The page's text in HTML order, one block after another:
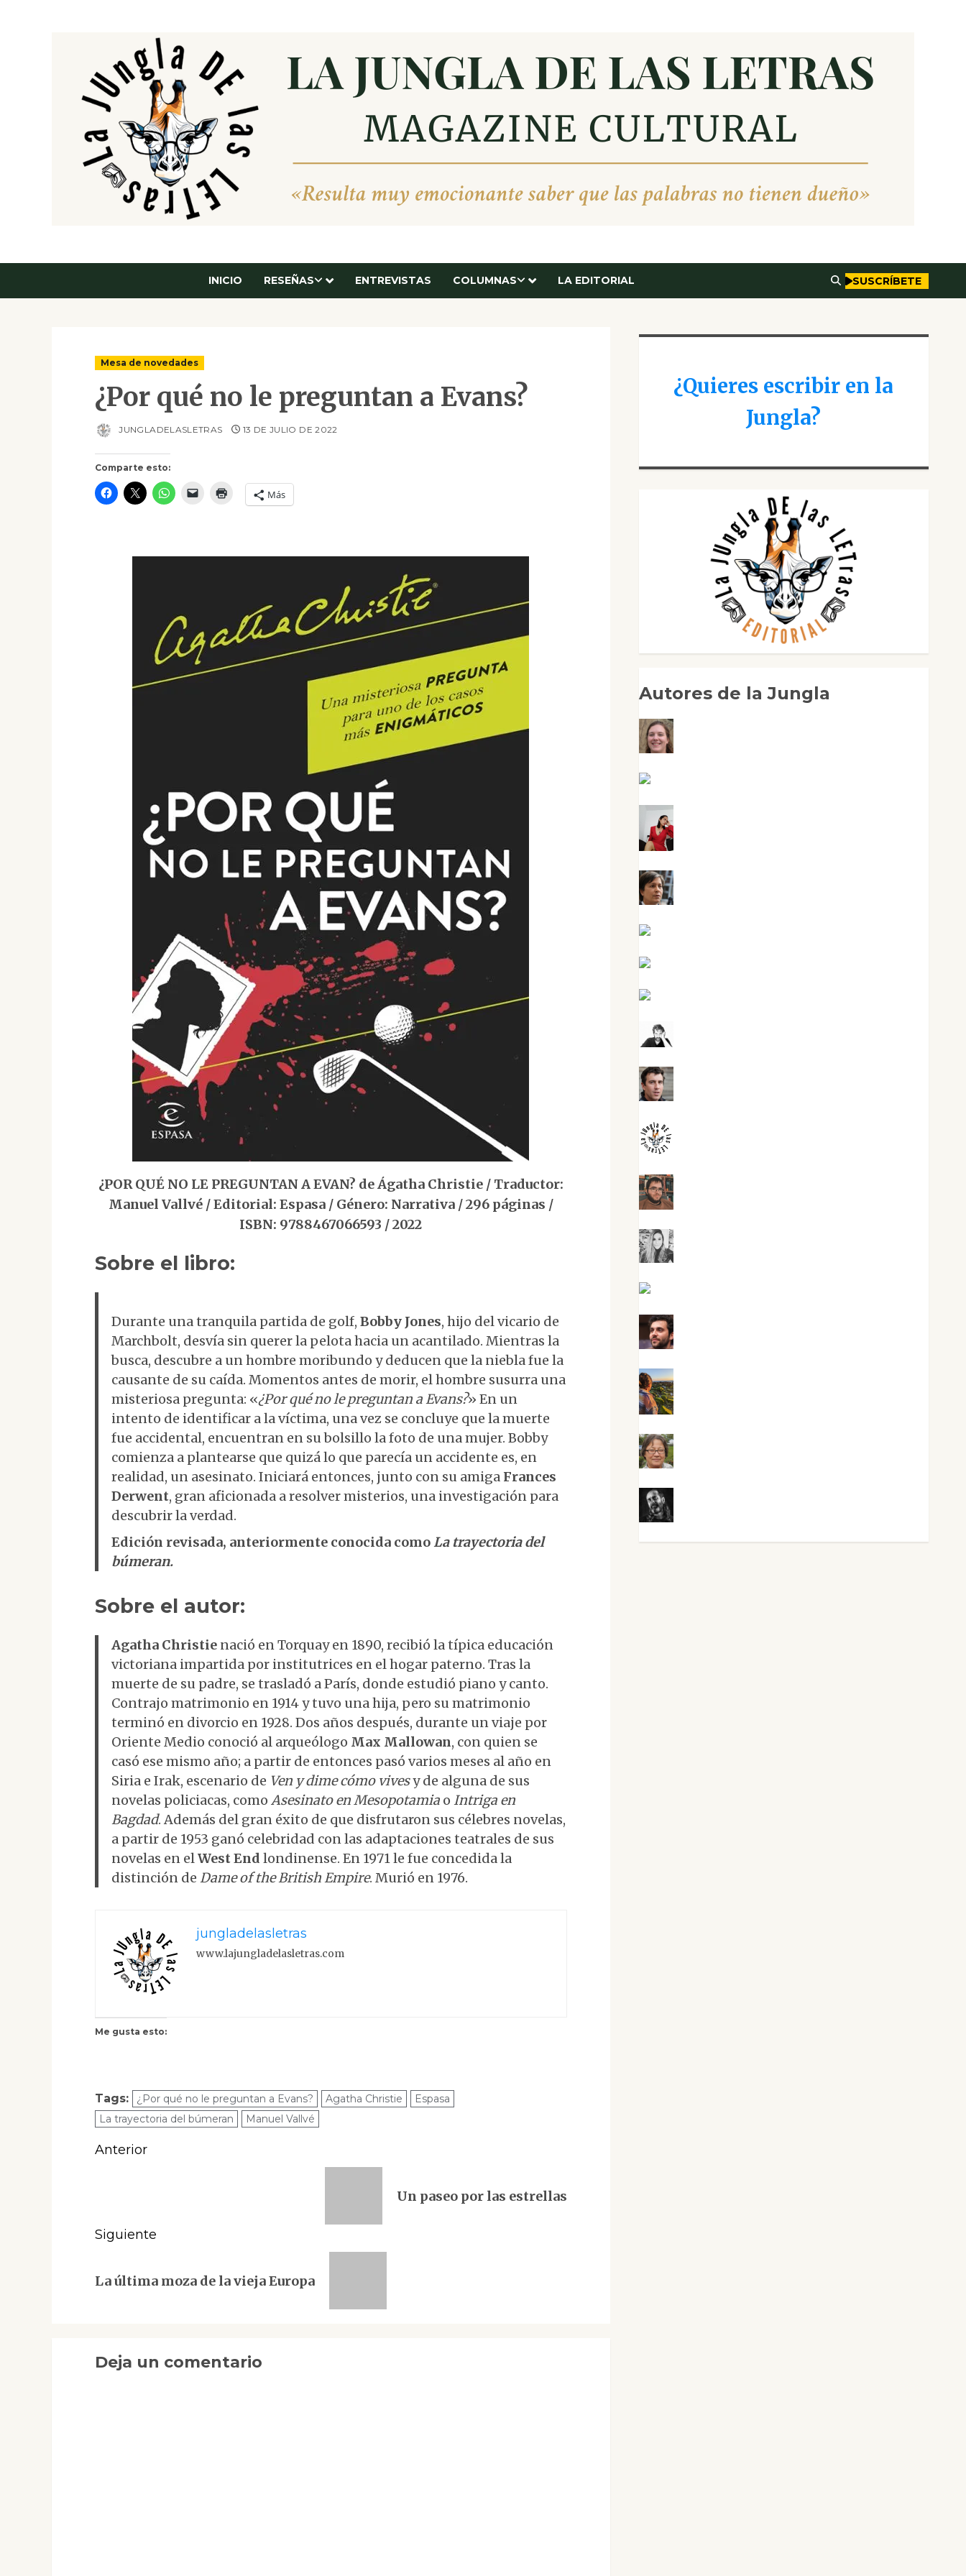
INICIO RESEÑAS ENTREVISTAS COLUMNAS LA EDITORIAL SUSCRÍBETE
Mesa de novedades
¿Por qué no le preguntan a Evans?
Comparte esto:
Más
JUNGLADELASLETRAS 13 DE JULIO DE 2022
¿POR QUÉ NO LE PREGUNTAN A EVAN? de Ágatha Christie / Traductor:
Manuel Vallvé / Editorial: Espasa / Género: Narrativa / 296 páginas /
ISBN: 9788467066593 / 2022
Sobre el libro:
Durante una tranquila partida de golf, Bobby Jones, hijo del vicario de
Marchbolt, desvía sin querer la pelota hacia un acantilado. Mientras la
busca, descubre a un hombre moribundo y deducen que la niebla fue la
causante de su caída. Momentos antes de morir, el hombre susurra una
misteriosa pregunta: «¿Por qué no le preguntan a Evans?» En un
intento de identificar a la víctima, una vez se concluye que la muerte
fue accidental, encuentran en su bolsillo la foto de una mujer. Bobby
comienza a plantearse que quizá lo que parecía un accidente es, en
realidad, un asesinato. Iniciará entonces, junto con su amiga Frances
Derwent, gran aficionada a resolver misterios, una investigación para
descubrir la verdad.
Edición revisada, anteriormente conocida comoLa trayectoria del
búmeran.
Sobre el autor:
Agatha Christienació en Torquay en 1890, recibió la típica educación
victoriana impartida por institutrices en el hogar paterno. Tras la
muerte de su padre, se trasladó a París, donde estudió piano y canto.
Contrajo matrimonio en 1914 y tuvo una hija, pero su matrimonio
terminó en divorcio en 1928. Dos años después, durante un viaje por
Oriente Medio conoció al arqueólogo Max Mallowan, con quien se
casó ese mismo año; a partir de entonces pasó varios meses al año en
Siria e Irak, escenario de Ven y dime cómo vivesy de alguna de sus
novelas policiacas, como Asesinato en Mesopotamia o Intriga en
Bagdad. Además del gran éxito de que disfrutaron sus célebres novelas,
a partir de 1953 ganó celebridad con las adaptaciones teatrales de sus
novelas en elWest End londinense. En 1971 le fue concedida la
distinción de Dame of the British Empire. Murió en 1976.
jungladelasletras
www.lajungladelasletras.com
Me gusta esto:
Tags: ¿Por qué no le preguntan a Evans? Agatha Christie
Espasa
La trayectoria del búmeran
Manuel Vallvé
Navegación
Anterior
Un paseo por las estrellas
Siguiente
entrada:
La última moza de la vieja Europa
Deja un comentario
¿Quieres escribir en la
Jungla?
Autores de la Jungla